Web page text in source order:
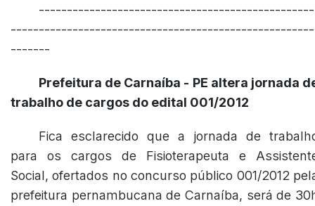
-------------------------------------------------
------------------------------------------------------
-------
Prefeitura de Carnaíba - PE altera jornada
trabalho de cargos do edital 001/2012
Fica esclarecido que a jornada de
para os cargos de Fisioterapeuta e
Social, ofertados no concurso público 001/2012
prefeitura pernambucana de Carnaíba, será de